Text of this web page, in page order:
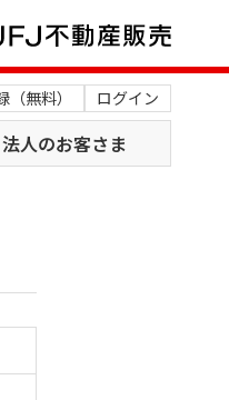
無料） ログイン
法人のお客さま